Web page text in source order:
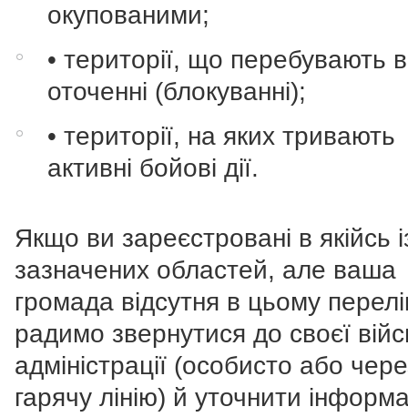
окупованими;
• території, що перебувають в
оточенні (блокуванні);
• території, на яких тривають
активні бойові дії.
Якщо ви зареєстровані в якійсь
зазначених областей, але ваша
громада відсутня в цьому
радимо звернутися до своєї
адміністрації (особисто або
гарячу лінію) й уточнити